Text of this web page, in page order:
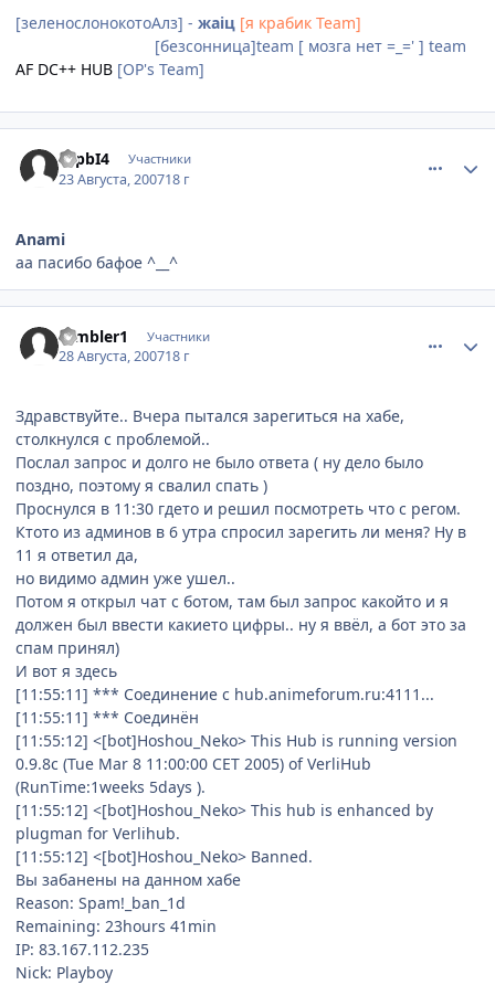
[зеленослонокотоАлз] - жаiц [я крабик Team]
[безсонница]team [ мозга нет =_=' ] team
AF DC++ HUB [OP's Team]
TapbI4 Участники
23 Августа, 200718 г
Anami
аа паcибо бафое ^__^
rambler1 Участники
28 Августа, 200718 г
Здравствуйте.. Вчера пытался зарегиться на хабе,
столкнулся с проблемой..
Послал запрос и долго не было ответа ( ну дело было
поздно, поэтому я свалил спать )
Проснулся в 11:30 гдето и решил посмотреть что с регом.
Ктото из админов в 6 утра спросил зарегить ли меня? Ну в
11 я ответил да,
но видимо админ уже ушел..
Потом я открыл чат с ботом, там был запрос какойто и я
должен был ввести какието цифры.. ну я ввёл, а бот это за
спам принял)
И вот я здесь
[11:55:11] *** Соединение с hub.animeforum.ru:4111...
[11:55:11] *** Соединён
[11:55:12] <[bot]Hoshou_Neko> This Hub is running version
0.9.8c (Tue Mar 8 11:00:00 CET 2005) of VerliHub
(RunTime:1weeks 5days ).
[11:55:12] <[bot]Hoshou_Neko> This hub is enhanced by
plugman for Verlihub.
[11:55:12] <[bot]Hoshou_Neko> Banned.
Вы забанены на данном хабе
Reason: Spam!_ban_1d
Remaining: 23hours 41min
IP: 83.167.112.235
Nick: Playboy